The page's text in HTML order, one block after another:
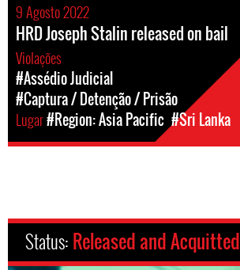
9 Agosto 2022
HRD Joseph Stalin released on bail
Violações
#Assédio Judicial
#Captura / Detenção / Prisão
Lugar#Region: Asia Pacific #Sri Lanka
Status: Released and Acquitted